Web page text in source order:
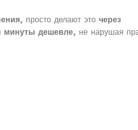
, просто делают это через
минуты дешевле, не нарушая